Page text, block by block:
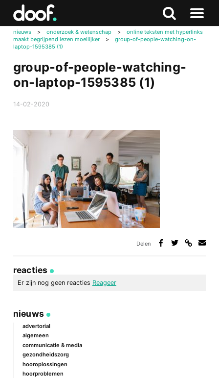
Zoeken
Naar
menu
nieuws > onderzoek & wetenschap >
online teksten met hyperlinks
maakt begrijpend lezen moeilijker
>
group-of-people-watching-on-
laptop-1595385 (1)
group-of-people-watching-
on-laptop-1595385 (1)
14-02-2020
Delen
reacties
Er zijn nog geen reacties Reageer
Je e-mailadres wordt niet gepubliceerd.
gemarkeerd met
*
nieuws
advertorial
algemeen
communicatie & media
gezondheidszorg
hooroplossingen
hoorproblemen
Doof.nl
Zoeken
naar
boven